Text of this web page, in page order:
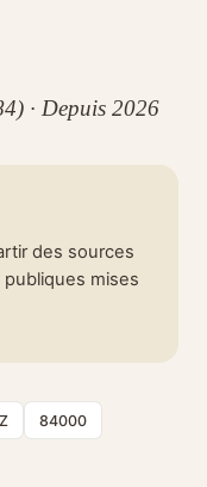
· Depuis 2026
des sources
mises
84000